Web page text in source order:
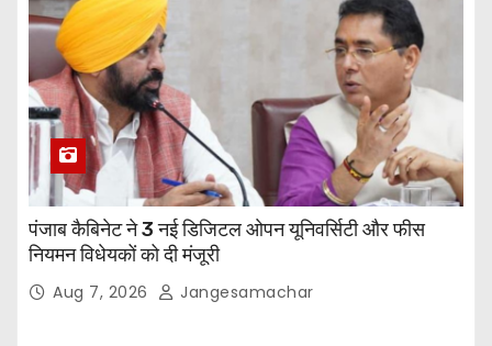
पंजाब कैबिनेट ने 3 नई डिजिटल ओपन यूनिवर्सिटी और फीस
नियमन विधेयकों को दी मंजूरी
Aug 7, 2026 Jangesamachar